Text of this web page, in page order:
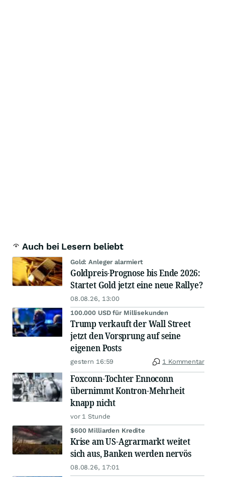
Auch bei Lesern beliebt
Gold: Anleger alarmiert
Goldpreis-Prognose bis Ende 2026:
Startet Gold jetzt eine neue Rallye?
08.08.26, 13:00
100.000 USD für Millisekunden
Trump verkauft der Wall Street
jetzt den Vorsprung auf seine
eigenen Posts
gestern 16:59 1 Kommentar
Foxconn-Tochter Ennoconn
übernimmt Kontron-Mehrheit
knapp nicht
vor 1 Stunde
$600 Milliarden Kredite
Krise am US-Agrarmarkt weitet
sich aus, Banken werden nervös
08.08.26, 17:01